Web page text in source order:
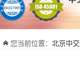
您当前位置： 北京中